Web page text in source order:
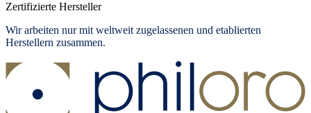
Zertifizierte Hersteller
Wir arbeiten nur mit weltweit zugelassenen und etablierten
Herstellern zusammen.